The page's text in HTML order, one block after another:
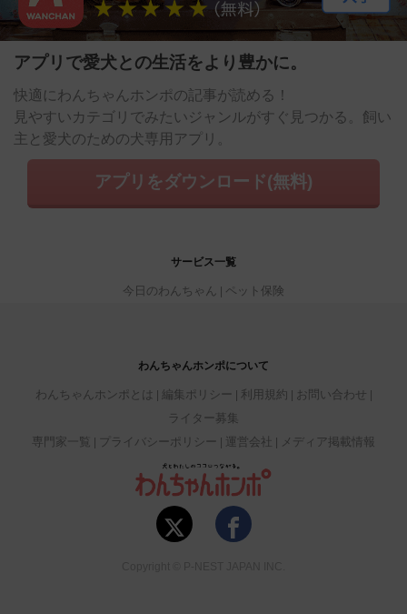
アプリで愛犬との生活をより豊かに。
快適にわんちゃんホンポの記事が読める！
見やすいカテゴリでみたいジャンルがすぐ見つかる。飼い
主と愛犬のための犬専用アプリ。
アプリをダウンロード(無料)
サービス一覧
今日のわんちゃん ペット保険
わんちゃんホンポについて
わんちゃんホンポとは 編集ポリシー 利用規約
お問い合わせ
ライター募集
専門家一覧
プライバシーポリシー 運営会社 メディア掲載情報